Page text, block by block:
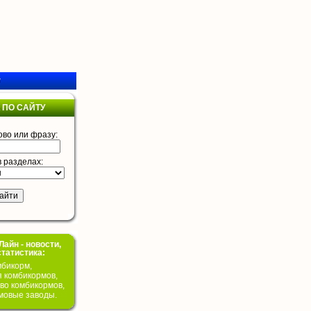
САЙТУ
или фразу:
разделах:
- новости,
комбикормов,
комбикормов,
заводы.